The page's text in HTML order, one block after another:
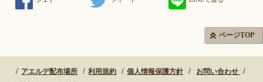
ページTOP
アエルデ配布場所 利用規約 個人情報保護方針
お問い合わせ